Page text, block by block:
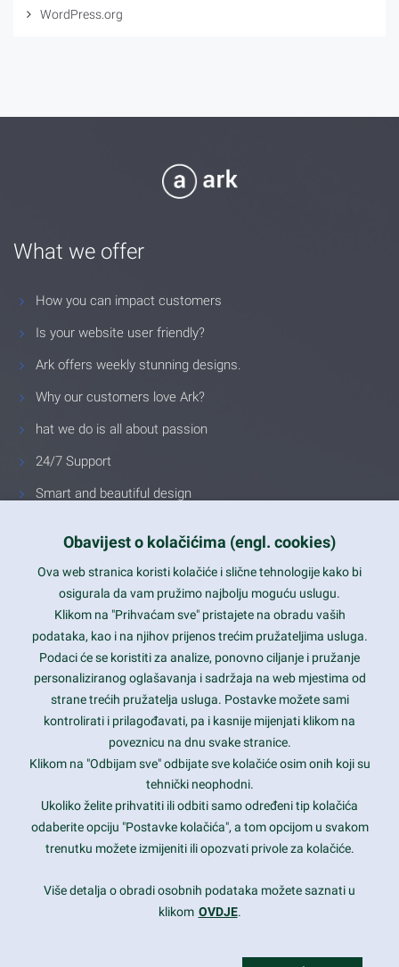
WordPress.org
What we offer
How you can impact customers
Is your website user friendly?
Ark offers weekly stunning designs.
Why our customers love Ark?
hat we do is all about passion
24/7 Support
Smart and beautiful design
Latest trends and much more...
Contact Info
1600 Amphitheatre Parkway, Mountain View, CA 94043
prothemes.net@gmail.com
Daily: 9:00 am - 6:00 pm
Sunday: Closed
Copyright 2017FRESHFACE© All Rights Reserved
Obavijest o kolačićima (engl. cookies)
Ova web stranica koristi kolačiće i slične tehnologije kako bi
osigurala da vam pružimo najbolju moguću uslugu.
Klikom na "Prihvaćam sve" pristajete na obradu vaših
podataka, kao i na njihov prijenos trećim pružateljima usluga.
Podaci će se koristiti za analize, ponovno ciljanje i pružanje
personaliziranog oglašavanja i sadržaja na web mjestima od
strane trećih pružatelja usluga. Postavke možete sami
kontrolirati i prilagođavati, pa i kasnije mijenjati klikom na
poveznicu na dnu svake stranice.
Klikom na "Odbijam sve" odbijate sve kolačiće osim onih koji su
tehnički neophodni.
Ukoliko želite prihvatiti ili odbiti samo određeni tip kolačića
odaberite opciju "Postavke kolačića", a tom opcijom u svakom
trenutku možete izmijeniti ili opozvati privole za kolačiće.
Više detalja o obradi osobnih podataka možete saznati u
klikom OVDJE.